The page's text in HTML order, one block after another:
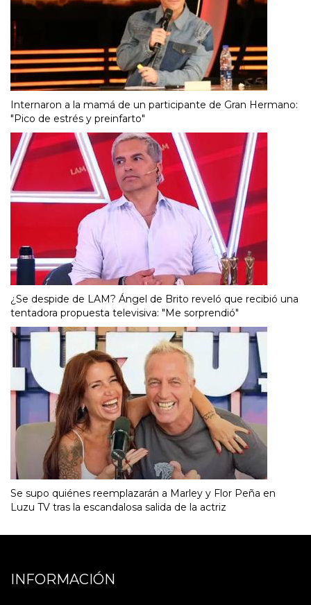
Internaron a la mamá de un participante de Gran Hermano:
"Pico de estrés y preinfarto"
¿Se despide de LAM? Ángel de Brito reveló que recibió una
tentadora propuesta televisiva: "Me sorprendió"
Se supo quiénes reemplazarán a Marley y Flor Peña en
Luzu TV tras la escandalosa salida de la actriz
INFORMACIÓN